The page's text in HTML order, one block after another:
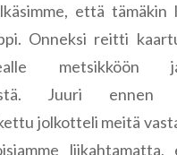
että tämäkin
Onneksi reitti
metsikköön
Juuri ennen
jolkotteli meitä
liikahtamatta,